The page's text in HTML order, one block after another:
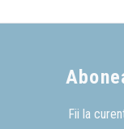
Fii la